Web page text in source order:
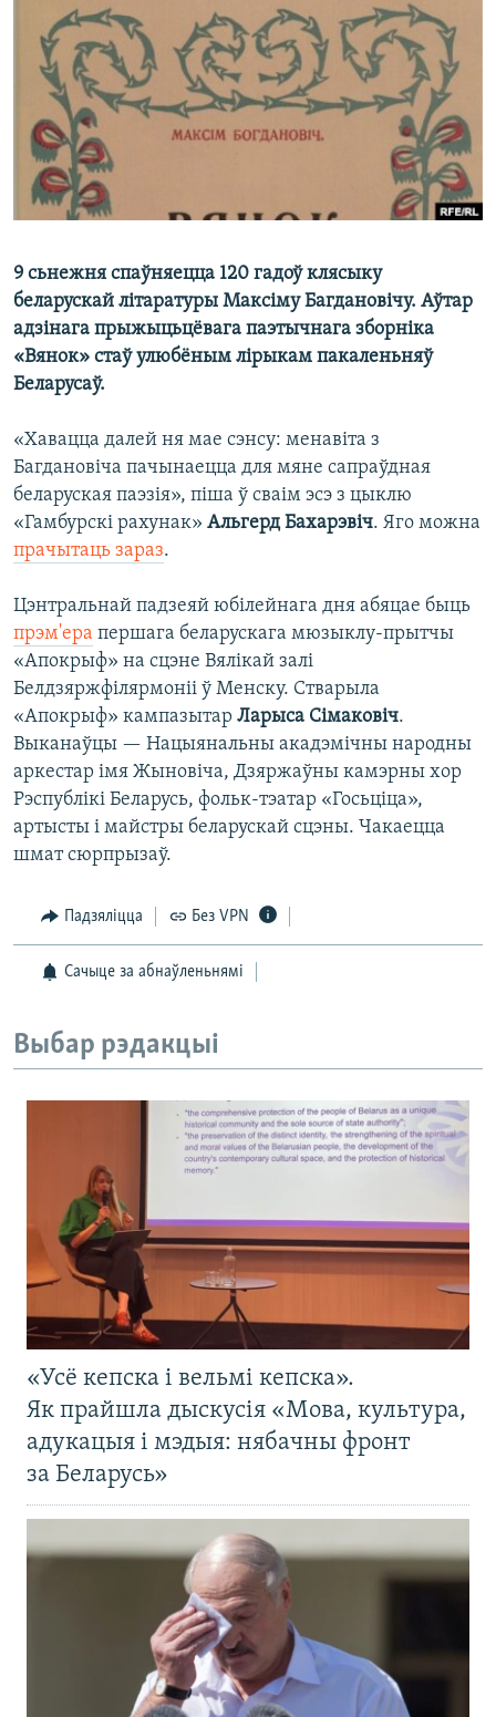
КУЛЬТУРА
КАЛЯНДАР
МОВА
НА ХВАЛЯХ СВАБОДЫ
9 сьнежня спаўняецца 120 гадоў клясыку
беларускай літаратуры Максіму Багдановічу. Аўтар
адзінага прыжыцьцёвага паэтычнага зборніка
«Вянок» стаў улюбёным лірыкам пакаленьняў
Беларусаў.
«Хавацца далей ня мае сэнсу: менавіта з
Багдановіча пачынаецца для мяне сапраўдная
беларуская паэзія», піша ў сваім эсэ з цыклю
«Гамбурскі рахунак» Альгерд Бахарэвіч. Яго можна
прачытаць зараз.
Цэнтральнай падзеяй юбілейнага дня абяцае быць
прэм'ера першага беларускага мюзыклу-прытчы
«Апокрыф» на сцэне Вялікай залі
Белдзяржфілярмоніі ў Менску. Стварыла
«Апокрыф» кампазытар Ларыса Сімаковіч.
Выканаўцы — Нацыянальны акадэмічны народны
аркестар імя Жыновіча, Дзяржаўны камэрны хор
Рэспублікі Беларусь, фольк-тэатар «Госьціца»,
артысты і майстры беларускай сцэны. Чакаецца
шмат сюрпрызаў.
Падзяліцца Без VPN
Сачыце за абнаўленьнямі
Выбар рэдакцыі
«Усё кепска і вельмі кепска».
Як прайшла дыскусія «Мова, культура,
адукацыя і мэдыя: нябачны фронт
за Беларусь»